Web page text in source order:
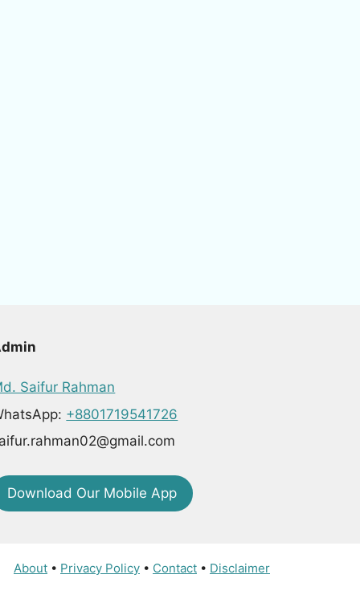
Saifur Rahman
+8801719541726
Download Our Mobile App
About • Privacy Policy • Contact • Disclaimer